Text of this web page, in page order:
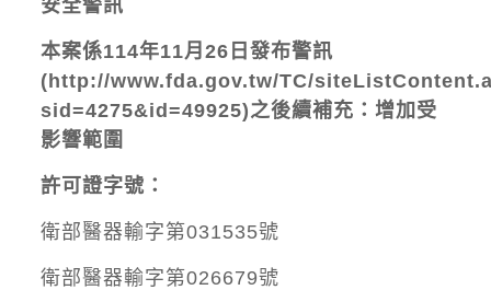
安全警訊
本案係114年11月 26 日發布警訊
( http://www.fda.gov.tw/TC/
sid=4275&id=49925)之後續補充：增加受
影響範圍
許可證字號：
衛部醫器輸字第031535號
衛部醫器輸字第026679號